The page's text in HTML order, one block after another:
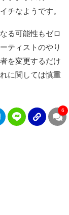
チなようです。
る可能性もゼロ
ティストのやり
を変更するだけ
に関しては慎重
6